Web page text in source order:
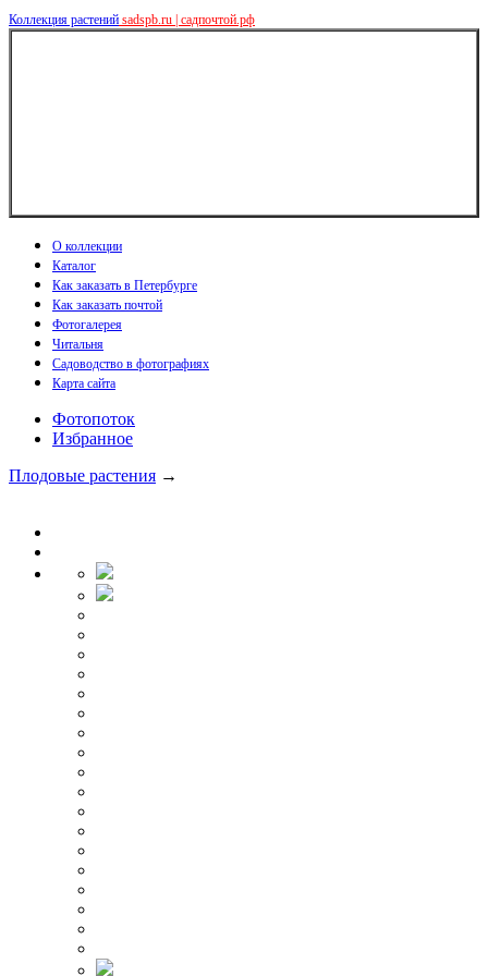
Коллекция растений sadspb.ru | садпочтой.рф
О коллекции
Каталог
Как заказать в Петербурге
Как заказать почтой
Фотогалерея
Читальня
Садоводство в фотографиях
Карта сайта
Фотопоток
Избранное
Плодовые растения →